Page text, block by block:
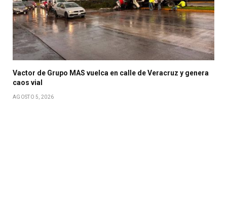
Vactor de Grupo MAS vuelca en calle de Veracruz y genera
caos vial
AGOSTO 5, 2026